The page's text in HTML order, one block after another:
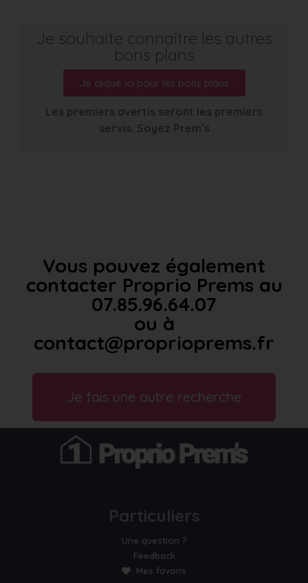
Je souhaite connaître les autres
bons plans
Je clique ici pour les bons plans
Les premiers avertis seront les premiers
servis. Soyez Prem’s
Vous pouvez également
contacter Proprio Prems au
07.85.96.64.07
ou à
contact@proprioprems.fr
Je fais une autre recherche
Particuliers
Une question ?
Feedback
Mes favoris